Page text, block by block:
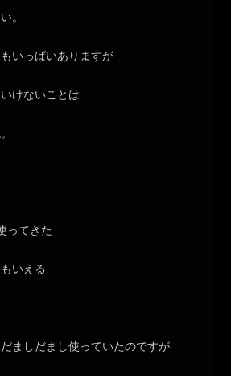
。
いっぱいありますが
けないことは
ってきた
いえる
ましだまし使っていたのですが